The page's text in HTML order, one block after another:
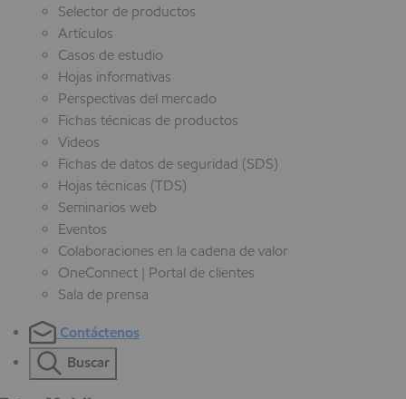
Selector de productos
Artículos
Casos de estudio
Hojas informativas
Perspectivas del mercado
Fichas técnicas de productos
Videos
Fichas de datos de seguridad (SDS)
Hojas técnicas (TDS)
Seminarios web
Eventos
Colaboraciones en la cadena de valor
OneConnect | Portal de clientes
Sala de prensa
Contáctenos
Buscar